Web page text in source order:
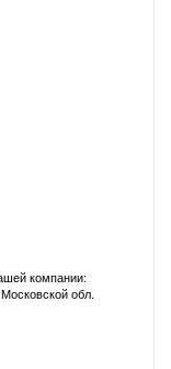
компании:
обл.